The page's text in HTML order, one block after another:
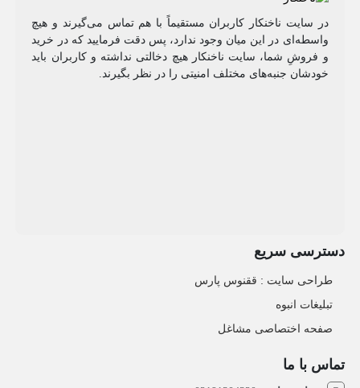
در سایت ناخنکار کاربران مستقیماً با هم تماس می‌گیرند و هیچ
واسطه‌ای در این میان وجود ندارد، پس دقت فرمایید که در خرید
و فروشِ شما، سایت ناخنکار هیچ دخالتی نداشته و کاربران باید
خودشان جنبه‌های مختلف امنیتی را در نظر بگیرند.
دسترسی سریع
طراحی سایت :‌ ققنوس پارس
تبلیغات انبوه
صفحه اختصاصی مشاغل
تماس با ما